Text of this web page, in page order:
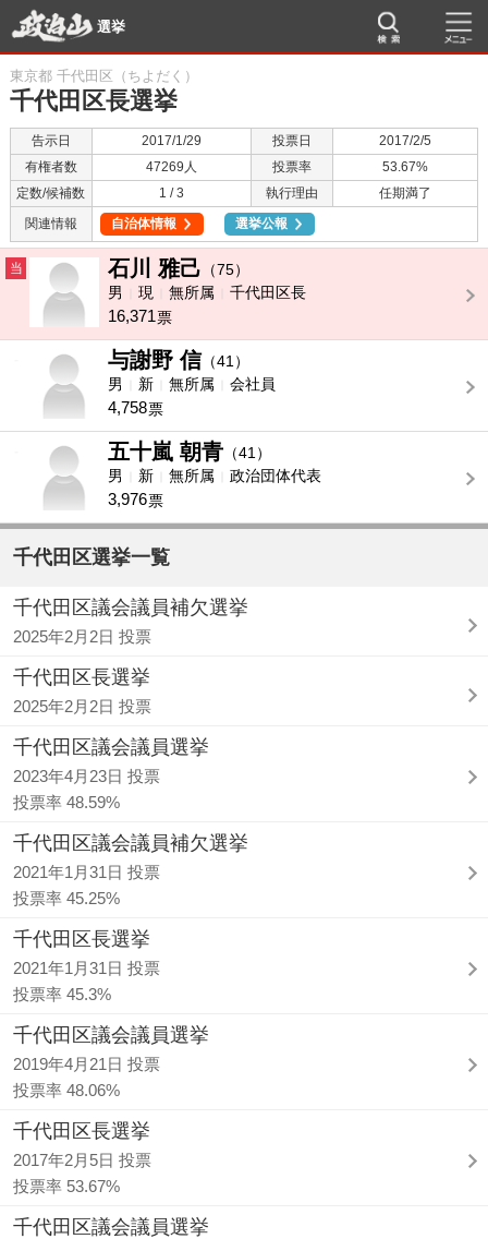
選挙
東京都 千代田区（ちよだく）
千代田区長選挙
告示日 2017/1/29 投票日
2017/2/5
有権者数
47269人 投票率
53.67%
定数/候補数
1 / 3 執行理由
任期満了
関連情報
自治体情報 選挙公報
当 石川 雅己 （75）
男
現 無所属 千代田区長
16,371票
与謝野 信 （41）
男
新 無所属 会社員
4,758票
五十嵐 朝青 （41）
男
新 無所属 政治団体代表
3,976票
千代田区選挙一覧
千代田区議会議員補欠選挙
2025年2月2日 投票
千代田区長選挙
2025年2月2日 投票
千代田区議会議員選挙
2023年4月23日 投票
投票率 48.59%
千代田区議会議員補欠選挙
2021年1月31日 投票
投票率 45.25%
千代田区長選挙
2021年1月31日 投票
投票率 45.3%
千代田区議会議員選挙
2019年4月21日 投票
投票率 48.06%
千代田区長選挙
2017年2月5日 投票
投票率 53.67%
千代田区議会議員選挙